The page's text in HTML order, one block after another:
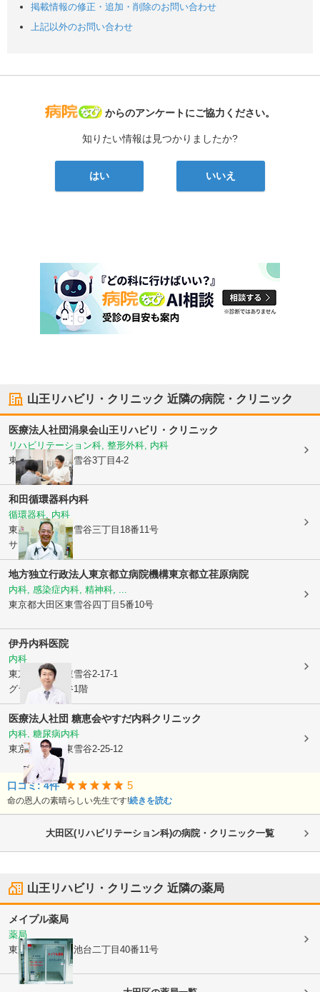
掲載情報の修正・追加・削除のお問い合わせ
上記以外のお問い合わせ
病院なび
からのアンケートにご協力ください。
知りたい情報は見つかりましたか?
はい いいえ
山王リハビリ・クリニック 近隣の病院・クリニック
医療法人社団涓泉会山王リハビリ・クリニック
リハビリテーション科, 整形外科, 内科
東京都大田区東雪谷3丁目4-2
和田循環器科内科
循環器科, 内科
東京都大田区 東雪谷三丁目18番11号
サカイビル1階
地方独立行政法人東京都立病院機構東京都立荏原病院
内科, 感染症内科, 精神科, ...
東京都大田区東雪谷四丁目5番10号
伊丹内科医院
内科
東京都大田区
東雪谷2-17-1
グランディ雪谷1階
医療法人社団 糖恵会やすだ内科クリニック
内科, 糖尿病内科
東京都大田区 東雪谷2-25-12
口コミ:4件 5
命の恩人の素晴らしい先生です!続きを読む
大田区(リハビリテーション科)の病院・クリニック一覧
山王リハビリ・クリニック 近隣の薬局
メイプル薬局
薬局
東京都大田区上池台二丁目40番11号